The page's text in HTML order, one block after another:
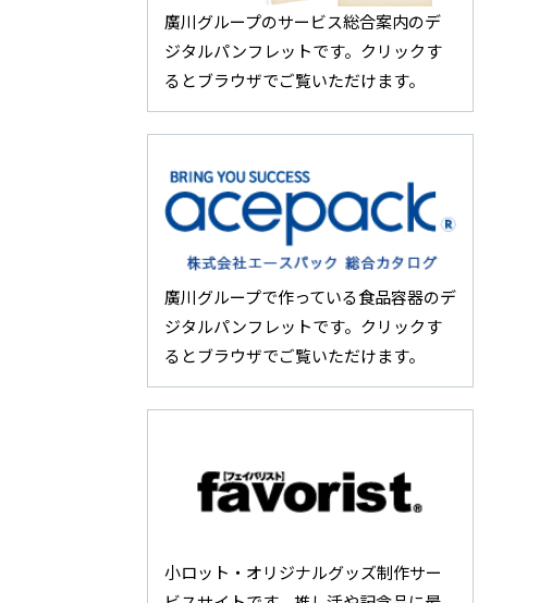
廣川グループのサービス総合案内のデ
ジタルパンフレットです。クリックす
るとブラウザでご覧いただけます。
廣川グループで作っている食品容器のデ
ジタルパンフレットです。クリックす
るとブラウザでご覧いただけます。
小ロット・オリジナルグッズ制作サー